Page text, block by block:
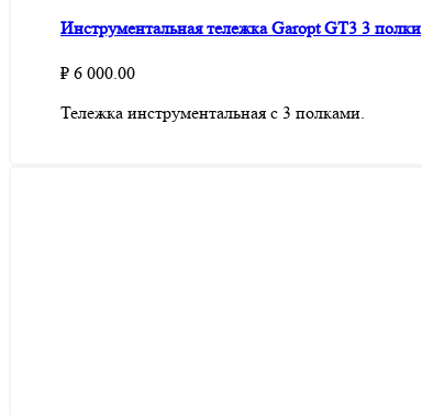
Инструментальная тележка Garopt GT3 3 полки
₽ 6 000.00
Тележка инструментальная с 3 полками.